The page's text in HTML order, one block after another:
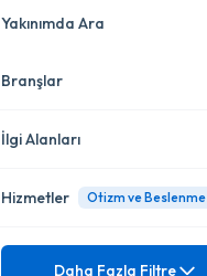
Bakırköy
Esenyurt
Yakınımda Ara
Konumuma yakın uzmanları
Branşlar
Diyetisyen
İlgi Alanları
Adölesan Çağı Beslenme
Hizmetler Otizm ve Beslenme
Mezuniyet
Daha Fazla Filtre